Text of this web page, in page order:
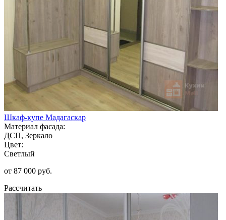
Шкаф-купе Мадагаскар
Материал фасада:
ДСП, Зеркало
Цвет:
Светлый
от 87 000 руб.
Рассчитать